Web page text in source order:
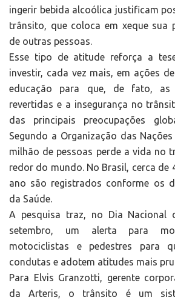
ingerir bebida alcoólica justificam
trânsito, que coloca em xeque sua
de outras pessoas.
Esse tipo de atitude reforça a
investir, cada vez mais, em ações
educação para que, de fato, as
revertidas e a insegurança no
das principais preocupações
Segundo a Organização das
milhão de pessoas perde a vida no
redor do mundo. No Brasil, cerca de
ano são registrados conforme os
da Saúde.
A pesquisa traz, no Dia Nacional
setembro, um alerta para
motociclistas e pedestres para
condutas e adotem atitudes mais
Para Elvis Granzotti, gerente
da Arteris, o trânsito é um